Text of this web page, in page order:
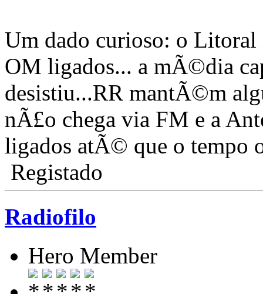
Um dado curioso: o Litoral
OM ligados... a mÃ©dia
desistiu...RR mantÃ©m
nÃ£o chega via FM e a
ligados atÃ© que o tempo
Registado
Radiofilo
Hero Member